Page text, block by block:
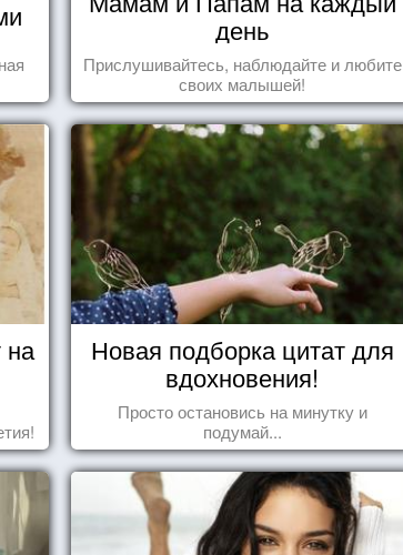
день
Прислушивайтесь, наблюдайте и любите
своих малышей!
на
Новая подборка цитат для
вдохновения!
Просто остановись на минутку и
подумай...